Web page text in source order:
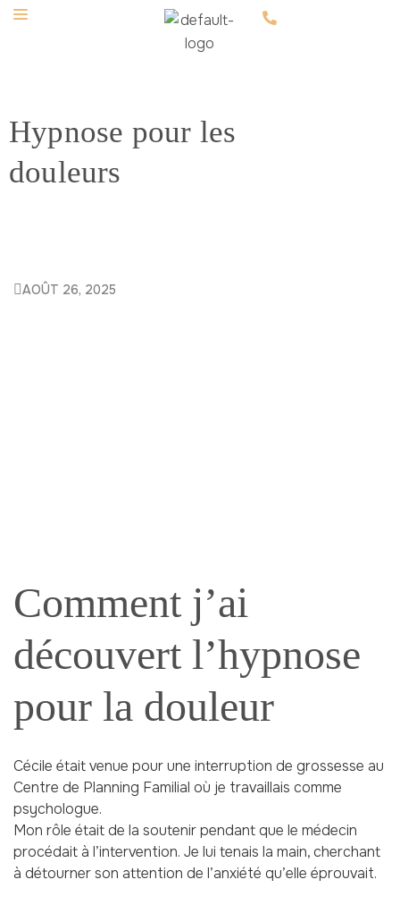
Hypnose pour les
douleurs
AOÛT 26, 2025
Comment j’ai
découvert l’hypnose
pour la douleur
Cécile était venue pour une interruption de grossesse au
Centre de Planning Familial où je travaillais comme
psychologue.
Mon rôle était de la soutenir pendant que le médecin
procédait à l’intervention. Je lui tenais la main, cherchant
à détourner son attention de l’anxiété qu’elle éprouvait.